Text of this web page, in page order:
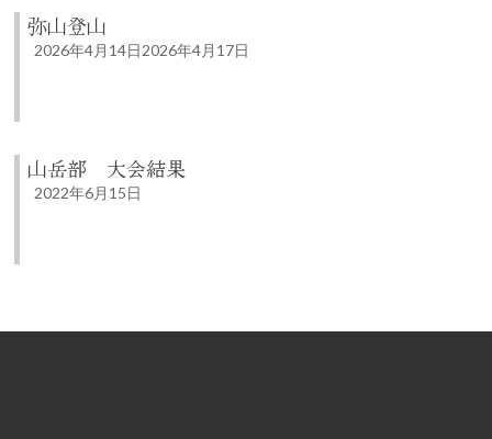
弥山登山
2026年4月14日2026年4月17日
山岳部 大会結果
2022年6月15日